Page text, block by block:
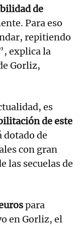
de
Para eso
repitiendo
explica la
Gorliz,
es
de este
dotado de
con gran
las secuelas de
para
en Gorliz, el